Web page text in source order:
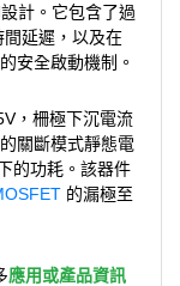
計。它包含了過
延遲，以及在
安全啟動機制。
，柵極下沉電流
關斷模式靜態電
的功耗。該器件
的漏極至
應用或產品資訊